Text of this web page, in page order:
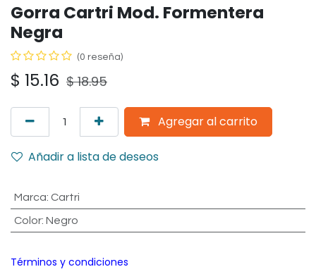
Gorra Cartri Mod. Formentera
Negra
(0 reseña)
$ 15.16 $18.95
Agregar al carrito
Añadir a lista de deseos
Marca: Cartri
Color: Negro
Términos y condiciones